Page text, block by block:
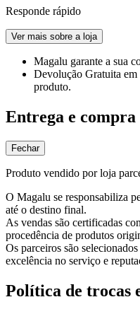
Responde rápido
Ver mais sobre a loja
Magalu garante a sua
Devolução Gratuita em
produto.
Entrega e
Fechar
Produto vendido por loja
O Magalu se responsabiliza
até o destino final.
As vendas são certificadas
procedência de produtos
Os parceiros são
excelência no serviço e
Política de trocas